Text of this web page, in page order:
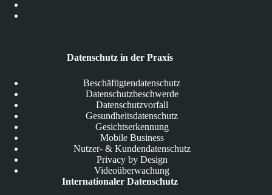
Datenschutz in der Praxis
Beschäftigtendatenschutz
Datenschutzbeschwerde
Datenschutzvorfall
Gesundheitsdatenschutz
Gesichtserkennung
Mobile Business
Nutzer- & Kundendatenschutz
Privacy by Design
Videoüberwachung
Internationaler Datenschutz